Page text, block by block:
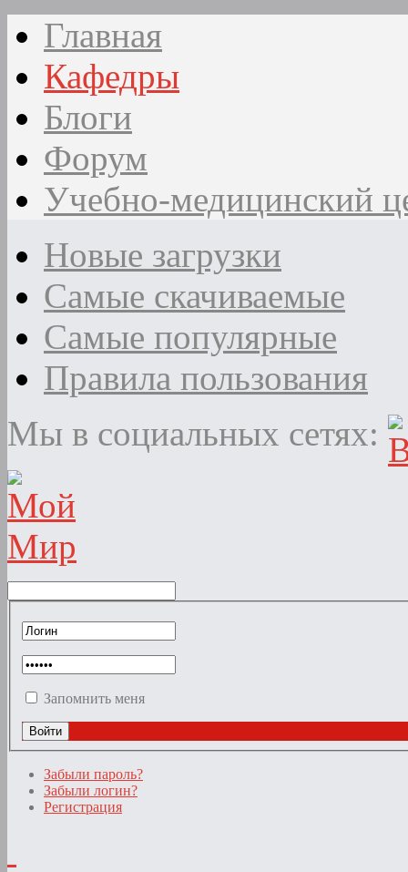
Главная
Кафедры
Блоги
Форум
Учебно-медицинский
Новые загрузки
Самые скачиваемые
Самые популярные
Правила пользования
Мы в социальных сетях:
Запомнить меня
Забыли пароль?
Забыли логин?
Регистрация